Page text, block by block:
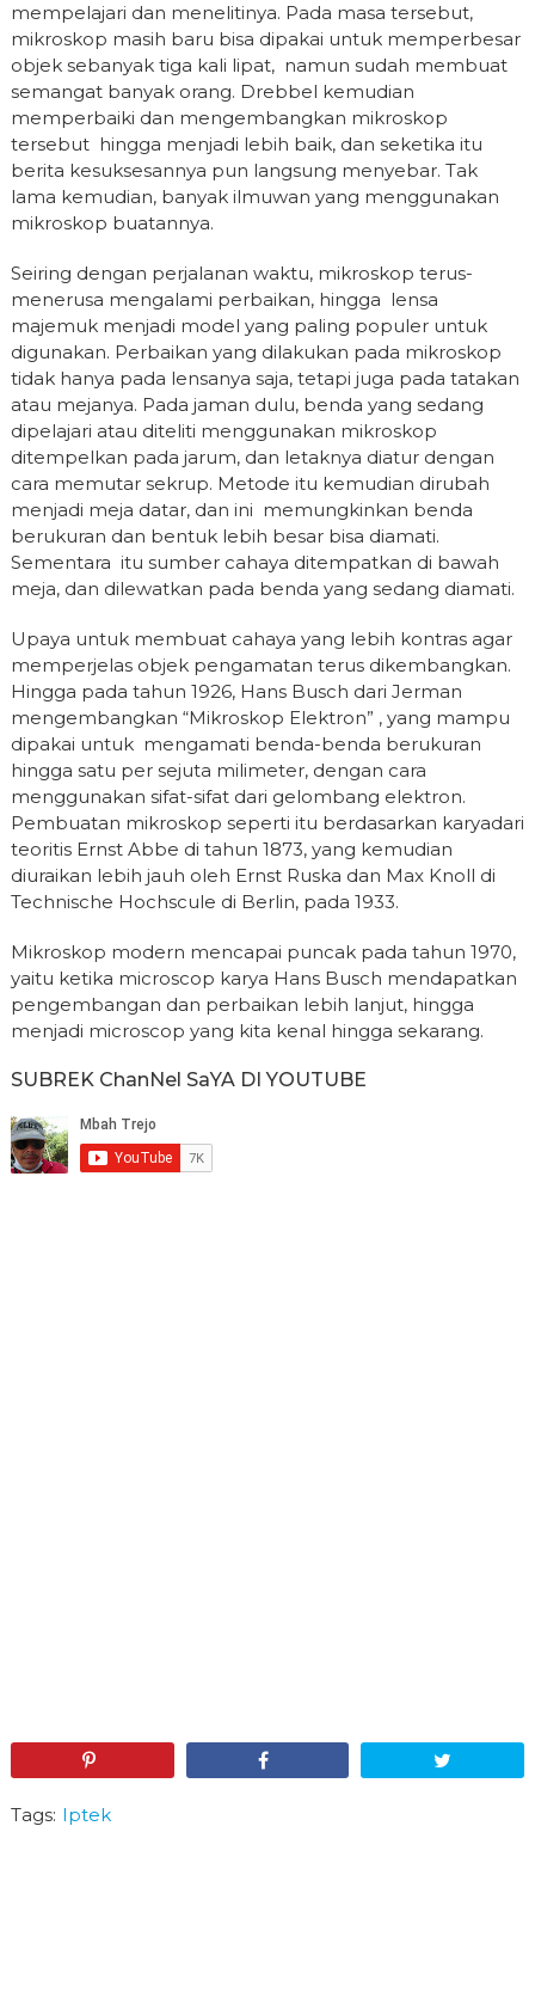
mempelajari dan menelitinya. Pada masa tersebut,
mikroskop masih baru bisa dipakai untuk memperbesar
objek sebanyak tiga kali lipat, namun sudah membuat
semangat banyak orang. Drebbel kemudian
memperbaiki dan mengembangkan mikroskop
tersebut hingga menjadi lebih baik, dan seketika itu
berita kesuksesannya pun langsung menyebar. Tak
lama kemudian, banyak ilmuwan yang menggunakan
mikroskop buatannya.
Seiring dengan perjalanan waktu, mikroskop terus-
menerusa mengalami perbaikan, hingga lensa
majemuk menjadi model yang paling populer untuk
digunakan. Perbaikan yang dilakukan pada mikroskop
tidak hanya pada lensanya saja, tetapi juga pada tatakan
atau mejanya. Pada jaman dulu, benda yang sedang
dipelajari atau diteliti menggunakan mikroskop
ditempelkan pada jarum, dan letaknya diatur dengan
cara memutar sekrup. Metode itu kemudian dirubah
menjadi meja datar, dan ini memungkinkan benda
berukuran dan bentuk lebih besar bisa diamati.
Sementara itu sumber cahaya ditempatkan di bawah
meja, dan dilewatkan pada benda yang sedang diamati.
Upaya untuk membuat cahaya yang lebih kontras agar
memperjelas objek pengamatan terus dikembangkan.
Hingga pada tahun 1926, Hans Busch dari Jerman
mengembangkan “Mikroskop Elektron” , yang mampu
dipakai untuk mengamati benda-benda berukuran
hingga satu per sejuta milimeter, dengan cara
menggunakan sifat-sifat dari gelombang elektron.
Pembuatan mikroskop seperti itu berdasarkan karyadari
teoritis Ernst Abbe di tahun 1873, yang kemudian
diuraikan lebih jauh oleh Ernst Ruska dan Max Knoll di
Technische Hochscule di Berlin, pada 1933.
Mikroskop modern mencapai puncak pada tahun 1970,
yaitu ketika microscop karya Hans Busch mendapatkan
pengembangan dan perbaikan lebih lanjut, hingga
menjadi microscop yang kita kenal hingga sekarang.
SUBREK ChanNel SaYA DI YOUTUBE
Tags: Iptek